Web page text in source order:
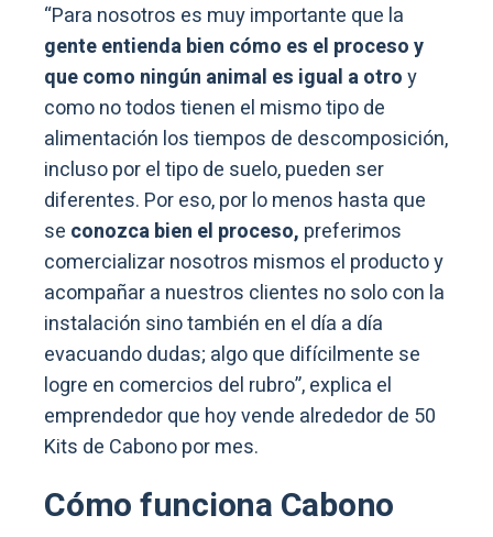
“Para nosotros es muy importante que la
gente entienda bien cómo es el proceso y
que como ningún animal es igual a otroy
como no todos tienen el mismo tipo de
alimentación los tiempos de descomposición,
incluso por el tipo de suelo, pueden ser
diferentes. Por eso, por lo menos hasta que
se conozca bien el proceso, preferimos
comercializar nosotros mismos el producto y
acompañar a nuestros clientes no solo con la
instalación sino también en el día a día
evacuando dudas; algo que difícilmente se
logre en comercios del rubro”, explica el
emprendedor que hoy vende alrededor de 50
Kits de Cabono por mes.
Cómo funciona Cabono